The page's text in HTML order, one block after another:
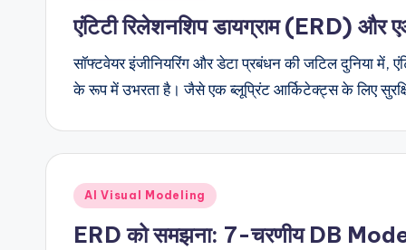
in
एंटिटी रिलेशनशिप डायग्राम (ERD) और
सॉफ्टवेयर इंजीनियरिंग और डेटा प्रबंधन की जटिल दुनिया में,
के रूप में उभरता है। जैसे एक ब्लूप्रिंट आर्किटेक्ट्स के लिए
Posted
AI Visual Modeling
ERD को समझना: 7-चरणीय DB